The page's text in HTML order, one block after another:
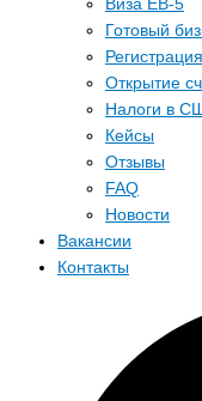
Виза EB-5
Готовый
Открытие
Налоги в
Кейсы
Отзывы
FAQ
Новости
Вакансии
Контакты